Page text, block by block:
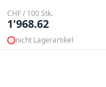
CHF / 100 Stk.
1'968.62
nicht Lagerartikel